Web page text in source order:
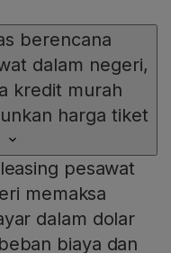
berencana
dalam negeri,
kredit murah
harga tiket
pesawat
memaksa
dalam dolar
biaya dan